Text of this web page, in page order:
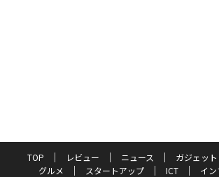
TOP レビュー ニュース ガジェット
グルメ
スタートアップ ICT
イ